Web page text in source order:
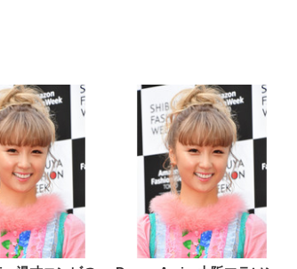
Sezlife オフィスチェア デスク
チェア 疲れない テレワーク
チェア 強化バックレスト 30度
ロッキング機能 人間工学 椅子
腰サポート 90度跳ね上げ式ア
ームレスト 3Dヘッドレスト
ハンガー付き 高反発クッショ
ン PCチェア 通気性メッシュ
ゲーミング/勉強/事務用 おし
ゃれ パソコンチェア (ホワイ
ト)
￥7,680
ANDWINT オフィスチェ
ア デスクチェア 肘なし メ
ッシュ 通気性 ランバーサ
ポート付き 腰サポート ガ
ス圧無段階昇降 360度回
転 キャスター付き コンパ
クト 幅52×奥行58.5×高さ
84～96cm テレワーク 在
宅勤務 ブラック
￥4,139
【整備済み品】Dell
27インチ 液晶モ
ター フル
（1920×1080）VA 非光
HDMI/DisplayPort/VGA
スピーカー内蔵 高さ調整 ス
イベル VESA対応
ビジネス向け
15,800
【MiniLED/24.5inch/280Hz/FHD】
GRAPHT THE SHOOTER
Gaming Monitor 24” Essential ゲ
ーミングモニター QD 24.5インチ
1ms FHD 量子ドット 残像低減 (3
年保証 | 輝点保証 | 日本メーカー)
￥34,980
Smart Basic(スマートベーシ
ック) 【Amazon.co.jp限定】
Smart Basic アイリスオーヤマ
ペットシーツ 超厚型 お徳用
ワイド 100枚入 (x 1) (ケース
販売)
￥3,670
アイリスオーヤマ ペット
シーツ 超厚型 お徳用 レギ
ュラー 200枚入
【Amazon.co.jp限定】
￥3,731